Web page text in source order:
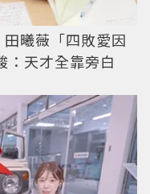
曦薇「四敗愛因
：天才全靠旁白